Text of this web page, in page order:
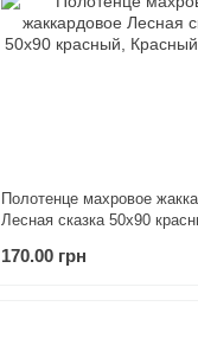
Полотенце махровое
Лесная сказка 50х90
170.00 грн